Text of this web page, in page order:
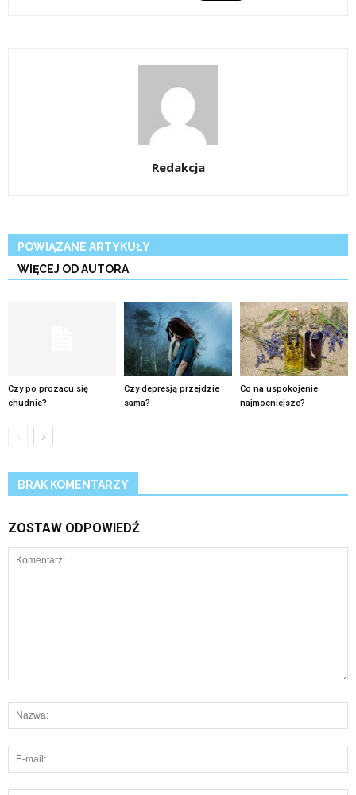
Redakcja
POWIĄZANE ARTYKUŁY
WIĘCEJ OD AUTORA
Czy po prozacu się
chudnie?
Czy depresją przejdzie
sama?
Co na uspokojenie
najmocniejsze?
BRAK KOMENTARZY
ZOSTAW ODPOWIEDŹ